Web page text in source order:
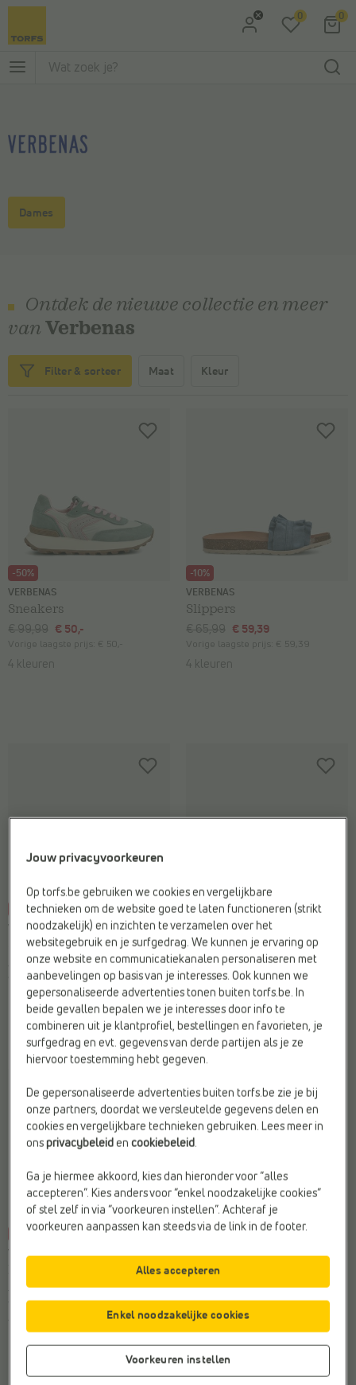
Ga naar Hoofdmenu
0 0
Dames
Ontdek de nieuwe collectie en meer
van Verbenas
Filter & sorteer Maat Kleur
-50%
VERBENAS
Sneakers
€ 99,99 € 50,-
Vorige laagste prijs: € 50,-
4 kleuren
-10%
VERBENAS
Slippers
€ 65,99 € 59,39
Vorige laagste prijs: € 59,39
4 kleuren
-40%
VERBENAS
Sneakers
€ 99,99 € 59,99
Vorige laagste prijs: € 59,99
-45%
VERBENAS
Sneakers
€ 99,99 € 54,99
Vorige laagste prijs: € 54,99
VERBENAS
€ 59,99 € 47,99
Vorige laagste prijs:
VERBENAS
Sneakers
€ 99,99 € 50,-
Jouw privacyvoorkeuren
Op torfs.be gebruiken we cookies en vergelijkbare
technieken om de website goed te laten functioneren (strikt
noodzakelijk) en inzichten te verzamelen over het
websitegebruik en je surfgedrag. We kunnen je ervaring op
onze website en communicatiekanalen personaliseren met
aanbevelingen op basis van je interesses. Ook kunnen we
gepersonaliseerde advertenties tonen buiten torfs.be. In
beide gevallen bepalen we je interesses door info te
combineren uit je klantprofiel, bestellingen en favorieten, je
surfgedrag en evt. gegevens van derde partijen als je ze
hiervoor toestemming hebt gegeven.
De gepersonaliseerde advertenties buiten torfs.be zie je bij
onze partners, doordat we versleutelde gegevens delen en
cookies en vergelijkbare technieken gebruiken. Lees meer in
onsprivacybeleid encookiebeleid.
Ga je hiermee akkoord, kies dan hieronder voor “alles
accepteren”. Kies anders voor “enkel noodzakelijke cookies”
of stel zelf in via “voorkeuren instellen”. Achteraf je
voorkeuren aanpassen kan steeds via de link in de footer.
Voorkeuren instellen
Enkel noodzakelijke cookies
Alles accepteren